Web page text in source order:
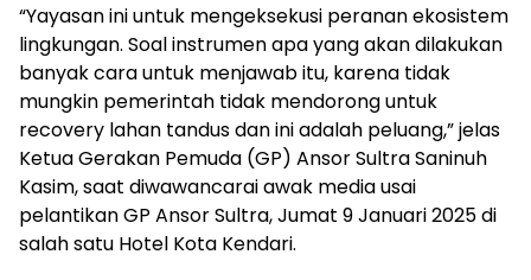
“Yayasan ini untuk mengeksekusi peranan ekosistem
lingkungan. Soal instrumen apa yang akan dilakukan
banyak cara untuk menjawab itu, karena tidak
mungkin pemerintah tidak mendorong untuk
recovery lahan tandus dan ini adalah peluang,” jelas
Ketua Gerakan Pemuda (GP) Ansor Sultra Saninuh
Kasim, saat diwawancarai awak media usai
pelantikan GP Ansor Sultra, Jumat 9 Januari 2025 di
salah satu Hotel Kota Kendari.